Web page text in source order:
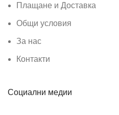
Плащане и Доставка
Общи условия
За нас
Контакти
Социални медии